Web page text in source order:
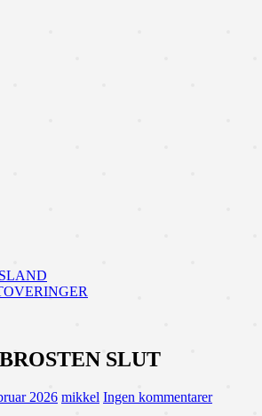
SLUT
2026 mikkel Ingen kommentarer